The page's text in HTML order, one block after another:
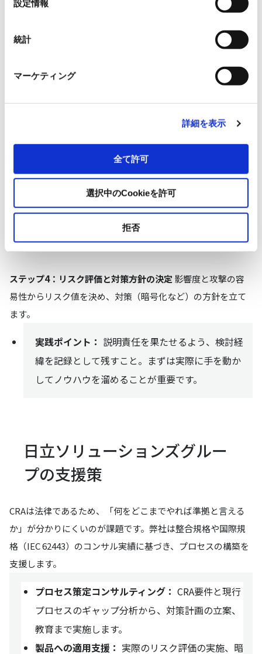
設定情報
統計
マーケティング
詳細を表示
全て許可
選択中のCookieを許可
拒否
ステップ3：脅威の洗い出し
セキュリティの三要素（機密性・
化し、その原因となる「脅威シナリオ」を特定して、攻撃手
監視カメラの映像漏洩（機密性の欠如）。初
期パスワードでログインされ映像を盗み見られ
る、といったシナリオ。
実践ポイント：悪意を持った攻撃者の視点を持つ
こと。IPA（情報処理推進機構）のガイドやテン
プレートが参考になります。
ステップ4：リスク評価と対策方針の決定 影響度と攻撃の容
易性からリスク値を決め、対策（暗号化など）の方針を立て
ます。
実践ポイント： 説明責任を果たせるよう、検討経
緯を記録として残すこと。まずは実際に手を動か
してノウハウを溜めることが重要です。
日立ソリューションズグルー
プの支援策
CRAは法律であるため、「何をどこまでやれば準拠と言える
か」が分かりにくいのが課題です。弊社は整合規格や国際規
格（IEC 62443）のコンサル実績に基づき、プロセスの構築を
支援します。
プロセス策定コンサルティング： CRA要件と現行
プロセスのギャップ分析から、対策計画の立案、
教育まで実施します。
製品への適用支援： 実際のリスク評価の実施、暗